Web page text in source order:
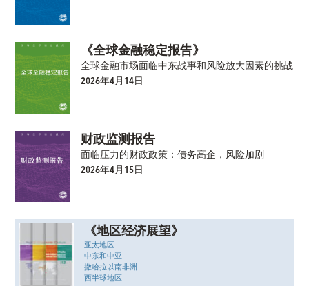
《全球金融稳定报告》
全球金融市场面临中东战事和风险放大因素的挑战
2026年4月14日
财政监测报告
面临压力的财政政策：债务高企，风险加剧
2026年4月15日
《地区经济展望》
亚太地区
中东和中亚
撒哈拉以南非洲
西半球地区